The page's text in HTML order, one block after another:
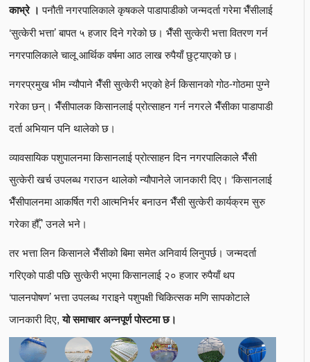
काभ्रे । पनौती नगरपालिकाले कृषकले पाडापाडीको जन्मदर्ता गरेमा भैँसीलाई
‘सुत्केरी भत्ता’ बापत ५ हजार दिने गरेको छ। भैँसी सुत्केरी भत्ता वितरण गर्न
नगरपालिकाले चालू आर्थिक वर्षमा आठ लाख रुपैयाँ छुट्याएको छ।
नगरप्रमुख भीम न्यौपाने भैँसी सुत्केरी भएको हेर्न किसानको गोठ-गोठमा पुग्ने
गरेका छन्। भैँसीपालक किसानलाई प्रोत्साहन गर्न नगरले भैँसीका पाडापाडी
दर्ता अभियान पनि थालेको छ।
व्यावसायिक पशुपालनमा किसानलाई प्रोत्साहन दिन नगरपालिकाले भैँसी
सुत्केरी खर्च उपलब्ध गराउन थालेको न्यौपानेले जानकारी दिए। ‘किसानलाई
भैँसीपालनमा आकर्षित गरी आत्मनिर्भर बनाउन भैँसी सुत्केरी कार्यक्रम सुरु
गरेका हौँ,’ उनले भने।
तर भत्ता लिन किसानले भैँसीको बिमा समेत अनिवार्य लिनुपर्छ। जन्मदर्ता
गरिएको पाडी पछि सुत्केरी भएमा किसानलाई २० हजार रुपैयाँ थप
‘पालनपोषण’ भत्ता उपलब्ध गराइने पशुपक्षी चिकित्सक मणि सापकोटाले
जानकारी दिए,यो समाचार अन्नपूर्ण पोस्टमा छ।